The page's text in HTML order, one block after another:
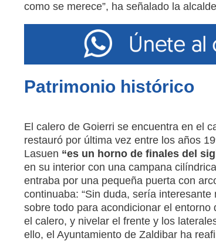
como se merece”, ha señalado la
Patrimonio histórico
El calero de Goierri se encuentra en el
restauró por última vez entre los años
Lasuen “es un horno de finales del
en su interior con una campana
entraba por una pequeña puerta con
continuaba: “Sin duda, sería
sobre todo para acondicionar el
el calero, y nivelar el frente y los
ello, el Ayuntamiento de Zaldibar ha